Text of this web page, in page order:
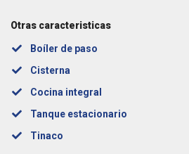
Otras caracteristicas
Boíler de paso
Cisterna
Cocina integral
Tanque estacionario
Tinaco